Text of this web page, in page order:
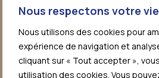
Nous respectons votre
Nous utilisons des cookies pour
expérience de navigation et
cliquant sur « Tout accepter »,
utilisation des cookies. Vous
de Covid-19 (en
Réunion du Conseil
octobre 2020,
partie présentielle et
cause de Covid-19